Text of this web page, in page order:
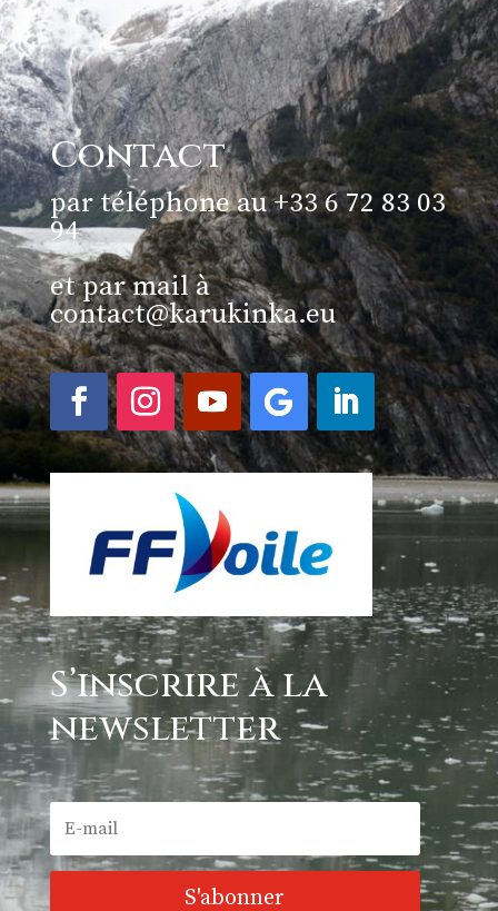
Contact
par téléphone au +33 6 72 83 03
94
et par mail à
contact@karukinka.eu
S’inscrire à la
newsletter
S'abonner